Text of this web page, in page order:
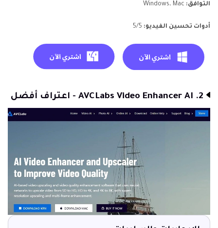
التوافق:
أدوات تحسين الفيديو:
2. AVCLabs Video Enhancer AI - اعتراف أفضل